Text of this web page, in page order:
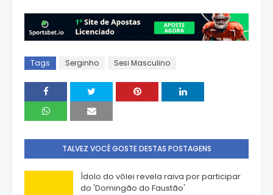
Tags Serginho Sesi Masculino
TALVEZ VOCÊ GOSTE DESTAS POSTAGENS
Ídolo do vôlei revela raiva por participar
do 'Domingão do Faustão'